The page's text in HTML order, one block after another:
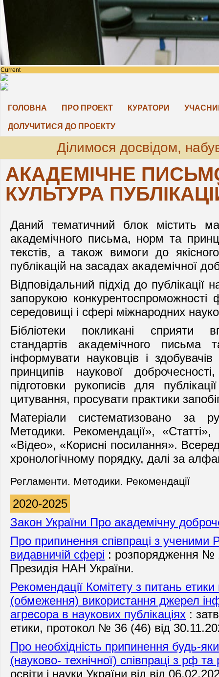
Current
ГОЛОВНА ПРО ПРОЕКТ КУРАТОРИ
ДОЛУЧИТИСЯ ДО ПРОЕКТУ
Ділимося досвідом,
АКАДЕМІЧНЕ
КУЛЬТУРА
Даний тематичний блок містить
академічного письма, норм та
текстів, а також вимоги до
публікацій на засадах академічної
Відповідальний підхід до публікації
запорукою
середовищі і сфері міжнародних
Бібліотеки покликані сприяти
стандартів академічного письма
інформувати науковців і
принципів наукової доброчесності
підготовки рукописів для
цитування, просувати практики
Матеріали систематизовано за
Методики. Рекомендації», «Статті»,
«Відео», «Корисні посилання».
хронологічному порядку, далі за
Регламенти. Методики. Рекомендації
2020-2025
Закон України Про академічну
Про припинення співпраці з ученими
видавничій сфері : розпорядження №
Президія НАН України.
Рекомендації Комітету з питань
(обмеження) використання джерел
агресора в наукових публікаціях :
етики, протокол № 36 (46) від
Про необхідність припинення будь-
(науково- технічної) співпраці з рф та
освіти і науки України від від